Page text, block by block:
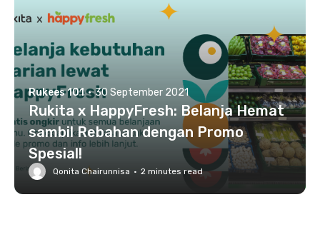
Rukees 101 · 30 September 2021
Rukita x HappyFresh: Belanja Hemat
sambil Rebahan dengan Promo
Spesial!
Qonita Chairunnisa · 2 minutes read